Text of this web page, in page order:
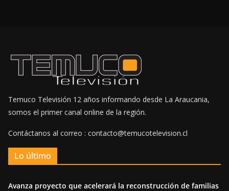
Temuco Televisión 12 años informando desde La Araucania,
somos el primer canal online de la región.
Contáctanos al correo : contacto@temucotelevision.cl
Lo último
Avanza proyecto que acelerará la reconstrucción de familias